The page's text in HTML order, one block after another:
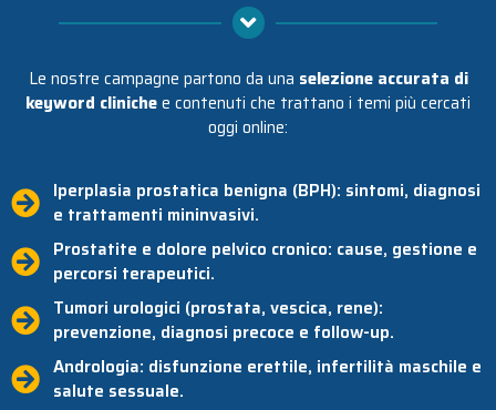
Le nostre campagne partono da una selezione accurata di
keyword clinichee contenuti che trattano i temi più cercati
oggi online:
Iperplasia prostatica benigna (BPH): sintomi, diagnosi
e trattamenti mininvasivi.
Prostatite e dolore pelvico cronico: cause, gestione e
percorsi terapeutici.
Tumori urologici (prostata, vescica, rene):
prevenzione, diagnosi precoce e follow-up.
Andrologia: disfunzione erettile, infertilità maschile e
salute sessuale.